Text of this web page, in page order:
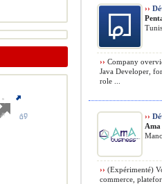
››
›› Company
Java Developer,
role ...
››
Ama
›› (Expérimenté)
commerce,